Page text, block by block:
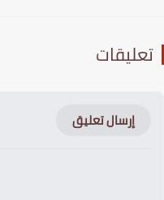
إرسال تعليق